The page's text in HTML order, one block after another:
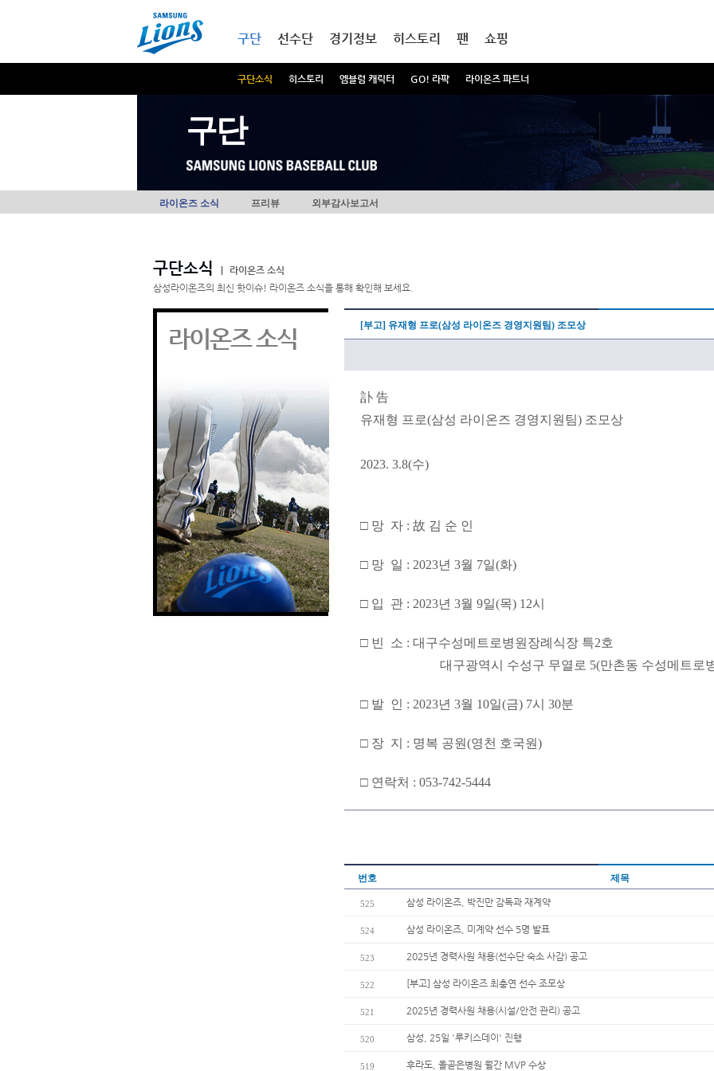
구단
구단소식 히스토리 엠블럼 캐릭터 GO! 라팍 라이온즈 파트너
선수단 경기정보 히스토리 팬 쇼핑
구단
라이온즈 소식 프리뷰 외부감사보고서
구단소식
라이온즈 소식
삼성라이온즈의 최신 핫이슈! 라이온즈 소식을 통해 확인해 보세요.
라이온즈 소식 [부고] 유재형 프로(삼성 라이온즈 경영지원팀) 조모상
訃 告
유재형 프로(삼성 라이온즈 경영지원팀) 조모상
2023. 3.8(수)
□ 망 자 : 故 김 순 인
□ 망 일 : 2023년 3월 7일(화)
□ 입 관 : 2023년 3월 9일(목) 12시
□ 빈 소 : 대구수성메트로병원장례식장 특2호
대구광역시 수성구 무열로 5(만촌동 수성메트로
□ 발 인 : 2023년 3월 10일(금) 7시 30분
□ 장 지 : 명복 공원(영천 호국원)
□ 연락처 : 053-742-5444
번호 제목
525 삼성 라이온즈, 박진만 감독과 재계약
524 삼성 라이온즈, 미계약 선수 5명 발표
523 2025년 경력사원 채용(선수단 숙소 사감) 공고
522 [부고] 삼성 라이온즈 최충연 선수 조모상
521 2025년 경력사원 채용(시설/안전 관리) 공고
520 삼성, 25일 '루키스데이' 진행
519 후라도, 올곧은병원 월간 MVP 수상